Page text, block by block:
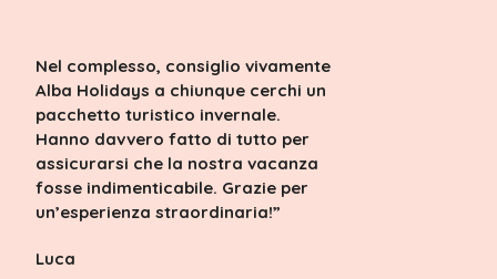
Nel complesso, consiglio vivamente
Alba Holidays a chiunque cerchi un
pacchetto turistico invernale.
Hanno davvero fatto di tutto per
assicurarsi che la nostra vacanza
fosse indimenticabile. Grazie per
un’esperienza straordinaria!”
Luca